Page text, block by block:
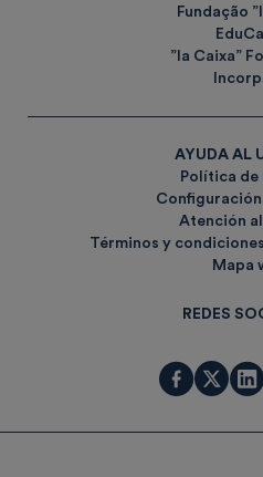
Fundação
”la Caixa”
AYUDA AL
Política de
Atención
Términos y
Mapa
REDES